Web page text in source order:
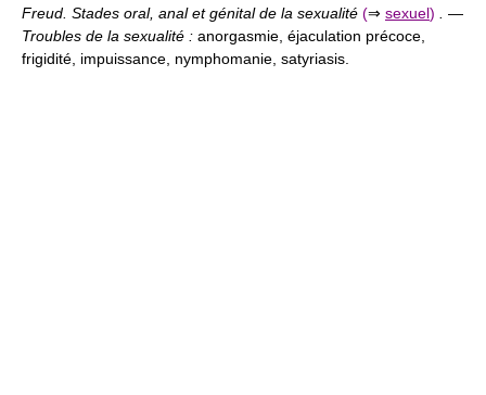
Freud. Stades oral, anal et génital de la sexualité (⇒ sexuel)
—
Troubles de la sexualité : anorgasmie, éjaculation précoce,
frigidité, impuissance, nymphomanie, satyriasis.